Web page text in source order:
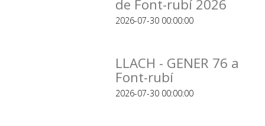
de Font-rubí 2026
2026-07-30 00:00:00
LLACH - GENER 76 a
Font-rubí
2026-07-30 00:00:00